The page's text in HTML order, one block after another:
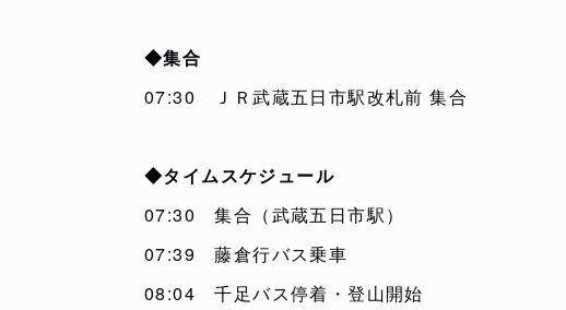
◆集合
07:30 ＪＲ武蔵五日市駅改札前 集合
◆タイムスケジュール
07:30 集合（武蔵五日市駅）
07:39 藤倉行バス乗車
08:04 千足バス停着・登山開始